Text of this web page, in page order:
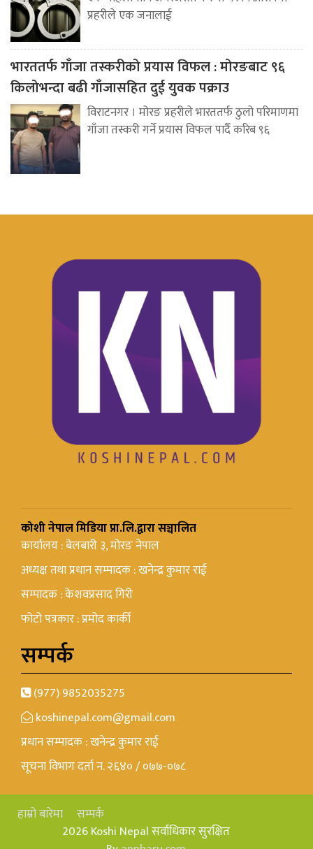
प्रहरीले एक जनालाई
भारततर्फ गाँजा तस्करीको प्रयास विफल : मोरङबाट ९६
किलोभन्दा बढी गाँजासहित दुई युवक पक्राउ
विराटनगर । मोरङ प्रहरीले भारततर्फ ठुलो परिमाणमा
गाँजा तस्करी गर्ने प्रयास विफल पार्दै करिब ९६
कोशी नेपाल मिडिया प्रा.लि.द्वारा सञ्चालित
कार्यालय : बेलबारी ३, मोरङ नेपाल
अध्यक्ष तथा प्रधान सम्पादक : खनेन्द्र कुमार राई
सम्पादक : केशवप्रसाद गिरी
फोटो पत्रकार : प्रमोद कार्की
सम्पर्क
(977) 9852035275
koshinepal.com@gmail.com
प्रधान सम्पादक : खनेन्द्र कुमार राई
सूचना विभाग दर्ता न. २६४० / ०७७-०७८
हाम्रो बारेमा
सम्पर्क
2026 Koshi Nepal सर्वाधिकार सुरक्षित